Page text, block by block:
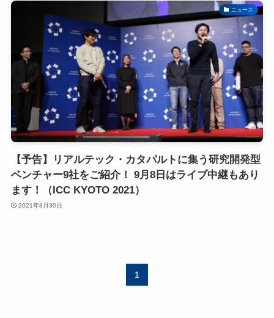
ニュース
【予告】リアルテック・カタパルトに集う研究開発型
ベンチャー9社をご紹介！ 9月8日はライブ中継もあり
ます！（ICC KYOTO 2021）
2021年8月30日
1